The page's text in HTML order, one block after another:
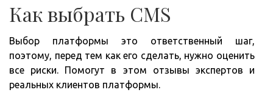
Как выбрать CMS
Выбор платформы это ответственный шаг,
поэтому, перед тем как его сделать, нужно оценить
все риски. Помогут в этом отзывы экспертов и
реальных клиентов платформы.